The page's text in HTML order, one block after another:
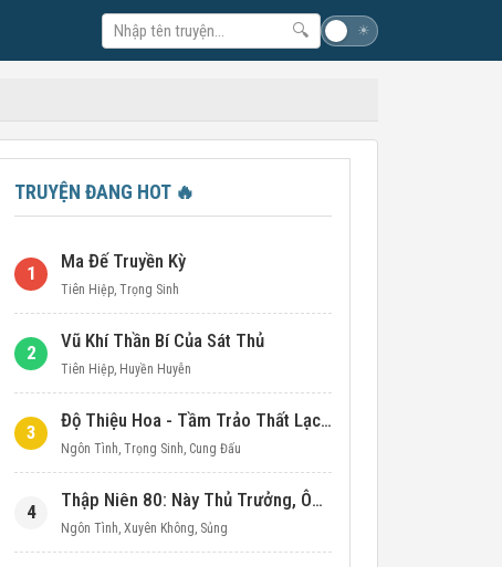
🔍 ☀
TRUYỆN ĐANG HOT 🔥
1
Ma Đế Truyền Kỳ
Tiên Hiệp, Trọng Sinh
2
Vũ Khí Thần Bí Của Sát Thủ
Tiên Hiệp, Huyền Huyễn
3
Độ Thiệu Hoa - Tầm Trảo Thất Lạc Đích Ái Tình
Ngôn Tình, Trọng Sinh, Cung Đấu
4
Thập Niên 80: Này Thủ Trưởng, Ôm Một Cái Đi!
Ngôn Tình, Xuyên Không, Sủng